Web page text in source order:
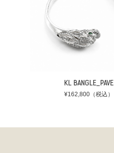
KL BANGLE_PAVE
¥162,800（税込）